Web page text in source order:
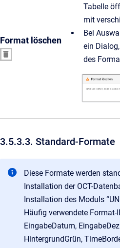
Format löschen
Tabelle
mit
Bei
ein
des
3.5.3.3. Standard-Formate
Diese Formate werden
Installation der OCT-
Installation des Moduls
Häufig verwendete Format-
EingabeDatum,
HintergrundGrün,